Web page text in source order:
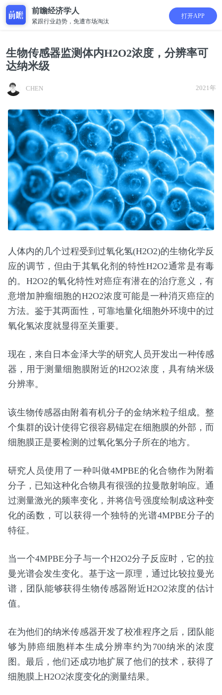
前瞻经济学人
紧跟行业趋势，免遭市场淘汰
打开APP
生物传感器监测体内H2O2浓度，分辨率可
达纳米级
CHEN 2021年
人体内的几个过程受到过氧化氢(H2O2)的生物化学反
应的调节，但由于其氧化剂的特性H2O2通常是有毒
的。H2O2的氧化特性对癌症有潜在的治疗意义，有
意增加肿瘤细胞的H2O2浓度可能是一种消灭癌症的
方法。鉴于其两面性，可靠地量化细胞外环境中的过
氧化氢浓度就显得至关重要。
现在，来自日本金泽大学的研究人员开发出一种传感
器，用于测量细胞膜附近的H2O2浓度，具有纳米级
分辨率。
该生物传感器由附着有机分子的金纳米粒子组成。整
个集群的设计使得它很容易锚定在细胞膜的外部，而
细胞膜正是要检测的过氧化氢分子所在的地方。
研究人员使用了一种叫做4MPBE的化合物作为附着
分子，已知这种化合物具有很强的拉曼散射响应。通
过测量激光的频率变化，并将信号强度绘制成这种变
化的函数，可以获得一个独特的光谱4MPBE分子的
特征。
当一个4MPBE分子与一个H2O2分子反应时，它的拉
曼光谱会发生变化。基于这一原理，通过比较拉曼光
谱，团队能够获得生物传感器附近H2O2浓度的估计
值。
在为他们的纳米传感器开发了校准程序之后，团队能
够为肺癌细胞样本生成分辨率约为700纳米的浓度
图。最后，他们还成功地扩展了他们的技术，获得了
细胞膜上H2O2浓度变化的测量结果。